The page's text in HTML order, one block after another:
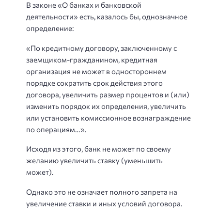
В законе «О банках и банковской
деятельности» есть, казалось бы, однозначное
определение:
«По кредитному договору, заключенному с
заемщиком-гражданином, кредитная
организация не может в одностороннем
порядке сократить срок действия этого
договора, увеличить размер процентов и (или)
изменить порядок их определения, увеличить
или установить комиссионное вознаграждение
по операциям…».
Исходя из этого, банк не может по своему
желанию увеличить ставку (уменьшить
может).
Однако это не означает полного запрета на
увеличение ставки и иных условий договора.